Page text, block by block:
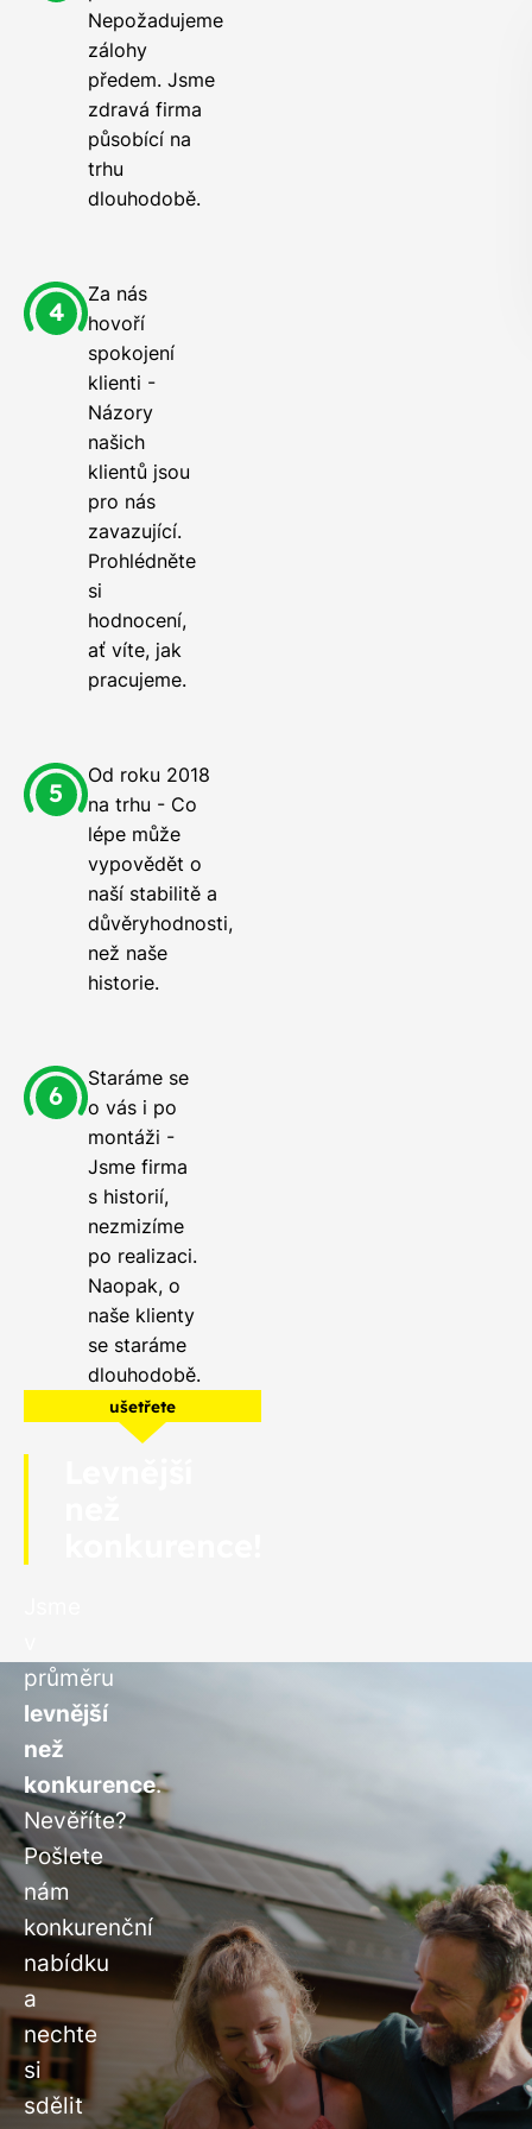
Nepožadujeme
zálohy
předem. Jsme
zdravá firma
působící na
trhu
dlouhodobě.
Za nás
hovoří
spokojení
klienti -
Názory
našich
klientů jsou
pro nás
zavazující.
Prohlédněte
si
hodnocení,
ať víte, jak
pracujeme.
Od roku 2018
na trhu - Co
lépe může
vypovědět o
naší stabilitě a
důvěryhodnosti,
než naše
historie.
Staráme se
o vás i po
montáži -
Jsme firma
s historií,
nezmizíme
po realizaci.
Naopak, o
naše klienty
se staráme
dlouhodobě.
ušetřete
průměru
levnější
než
konkurence.
Nevěříte?
Pošlete
nám
konkurenční
nabídku
a
nechte
si
sdělit